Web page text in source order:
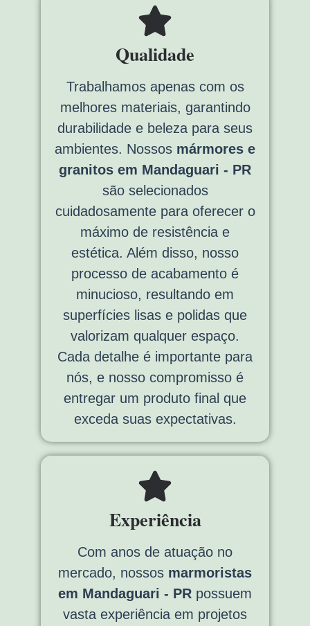
Qualidade
Trabalhamos apenas com os
melhores materiais, garantindo
durabilidade e beleza para seus
ambientes. Nossos mármores e
granitos em Mandaguari - PR
são selecionados
cuidadosamente para oferecer o
máximo de resistência e
estética. Além disso, nosso
processo de acabamento é
minucioso, resultando em
superfícies lisas e polidas que
valorizam qualquer espaço.
Cada detalhe é importante para
nós, e nosso compromisso é
entregar um produto final que
exceda suas expectativas.
Experiência
Com anos de atuação no
mercado, nossos marmoristas
em Mandaguari - PR possuem
vasta experiência em projetos